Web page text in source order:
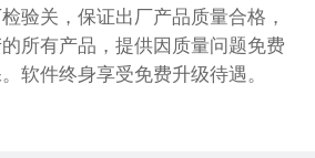
验关，保证出厂产品质量合格，
所有产品，提供因质量问题免费
软件终身享受免费升级待遇。